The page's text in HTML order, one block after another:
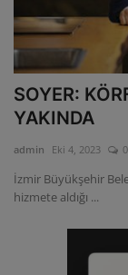
GALERİ
VİDEO
SOYER:
YAKINDA
admin Eki 4, 2023 0
İzmir Büyükşehir
hizmete aldığı ...